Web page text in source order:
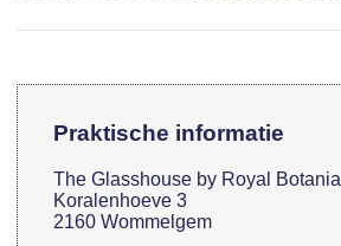
Praktische informatie
The Glasshouse by Royal Botania
Koralenhoeve 3
2160 Wommelgem